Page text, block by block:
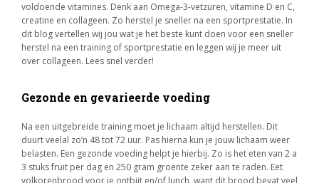
voldoende vitamines. Denk aan Omega-3-vetzuren, vitamine D en C,
creatine en collageen. Zo herstel je sneller na een sportprestatie. In
dit blog vertellen wij jou wat je het beste kunt doen voor een sneller
herstel na een training of sportprestatie en leggen wij je meer uit
over collageen. Lees snel verder!
Gezonde en gevarieerde voeding
Na een uitgebreide training moet je lichaam altijd herstellen. Dit
duurt veelal zo’n 48 tot 72 uur. Pas hierna kun je jouw lichaam weer
belasten. Een gezonde voeding helpt je hierbij. Zo is het eten van 2 a
3 stuks fruit per dag en 250 gram groente zeker aan te raden. Eet
volkorenbrood voor je ontbijt en/of lunch, want dit brood bevat veel